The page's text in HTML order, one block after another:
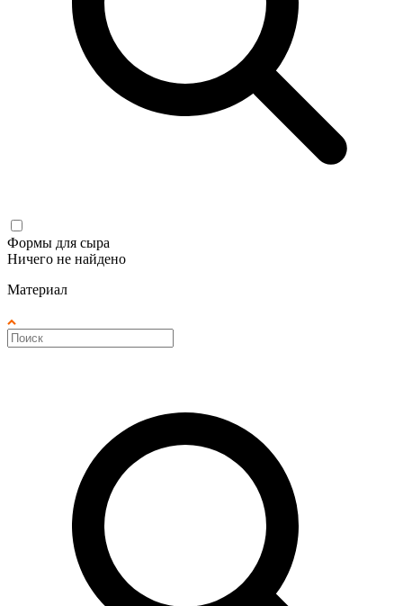
Формы для сыра
Ничего не найдено
Материал